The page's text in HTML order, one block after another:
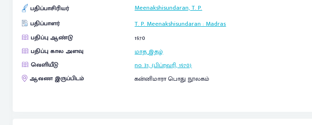
பதிப்பாசிரியர்
Meenakshisundaran, T. P.
பதிப்பாளர்
T. P. Meenakshisundaran:Madras
பதிப்பு ஆண்டு
1970
பதிப்பு கால அளவு
மாத இதழ்
வெளியீடு
no. 31, (பிப்ரவரி, 1970)
ஆவண இருப்பிடம்
கன்னிமாரா பொது நூலகம்